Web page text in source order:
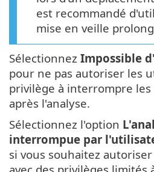
est recommandé
mise en veille
Sélectionnez Impossible
pour ne pas autoriser les
privilège à interrompre les
après l'analyse.
Sélectionnez l'option
interrompue par
si vous souhaitez